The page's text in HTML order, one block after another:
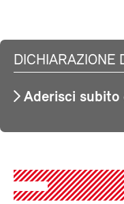
DICHIARAZIONE
Aderisci subito